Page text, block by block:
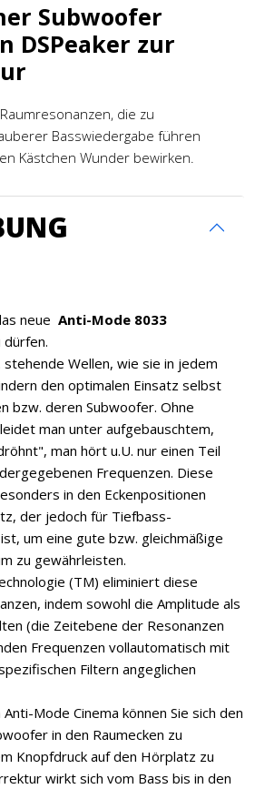
Subwoofer
DSPeaker zur
die zu
Basswiedergabe führen
Kästchen Wunder bewirken.
neue Anti-Mode 8033
dürfen.
stehende Wellen, wie sie in jedem
den optimalen Einsatz selbst
bzw. deren Subwoofer. Ohne
man unter aufgebauschtem,
man hört u.U. nur einen Teil
Frequenzen. Diese
in den Eckenpositionen
der jedoch für Tiefbass-
um eine gute bzw. gleichmäßige
zu gewährleisten.
(TM) eliminiert diese
indem sowohl die Amplitude als
(die Zeitebene der Resonanzen
Frequenzen vollautomatisch mit
Filtern angeglichen
Mode Cinema können Sie sich den
in den Raumecken zu
Knopfdruck auf den Hörplatz zu
wirkt sich vom Bass bis in den